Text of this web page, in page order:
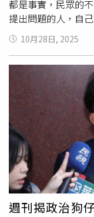
償500萬元，因他
終法院也駁回其訴
也控告韓傑儀侵入
住宅，韓被依妨害
於日前以加重誹謗
眾，希望大眾能看
紹誠曾與藝人丁春
年逐漸消失在螢光
（圖／翻攝陳紹誠
誣告
事件，認為陳
有親戚在司法界當
被起訴，加上周刊
人。至於夏米雅控
文來台，他在夏身
自己支付，「難道
能不讓嗎」？他把
警，由於高虹安深
「衝著議長面子支
虹安因案絆住，選
黨就不會讓了」他
蠢蠢欲動。同樣出
（圖）與現任嘉義
接棒黃敏惠選上嘉
關注。（圖／
直指，不久前民眾
後就「縮手」回去
「拉抬」好兄弟、
士直言，洪榮章除
化市長温宗諭、陳
陳朝容、妻舅鄭俊
都是事實，民眾的
提出問題的人，自
案！」。「好快的
山頭水庫水面上覆
民眾看到畫面，無
就氣急敗壞要告人
黨內初選種種爭議
點，跑去中正一分
僅10天，就收到
沒有光電板？有！
分？有！市面上有
陽能業者使用清潔
太陽能板的法律規
爭議都是事實，民
委，你還是執政黨
10月28日, 2025
週刊揭政治狗